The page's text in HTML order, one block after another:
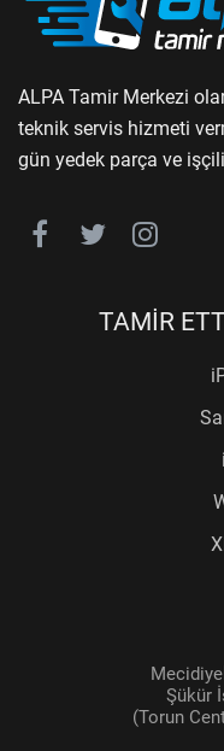
ALPA Tamir Merkezi
teknik servis hizmeti
gün yedek parça ve
TAMİR
Şükür
(Torun